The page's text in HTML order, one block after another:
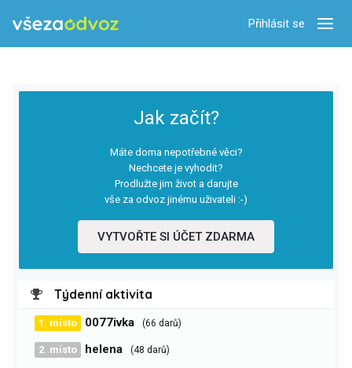
Přihlásit se
Jak začít?
Máte doma nepotřebné věci?
Nechcete je vyhodit?
Prodlužte jim život a darujte
vše za odvoz jinému uživateli :-)
VYTVOŘTE SI ÚČET ZDARMA
Týdenní aktivita
1. místo 0077ivka (66 darů)
2. místo helena (48 darů)